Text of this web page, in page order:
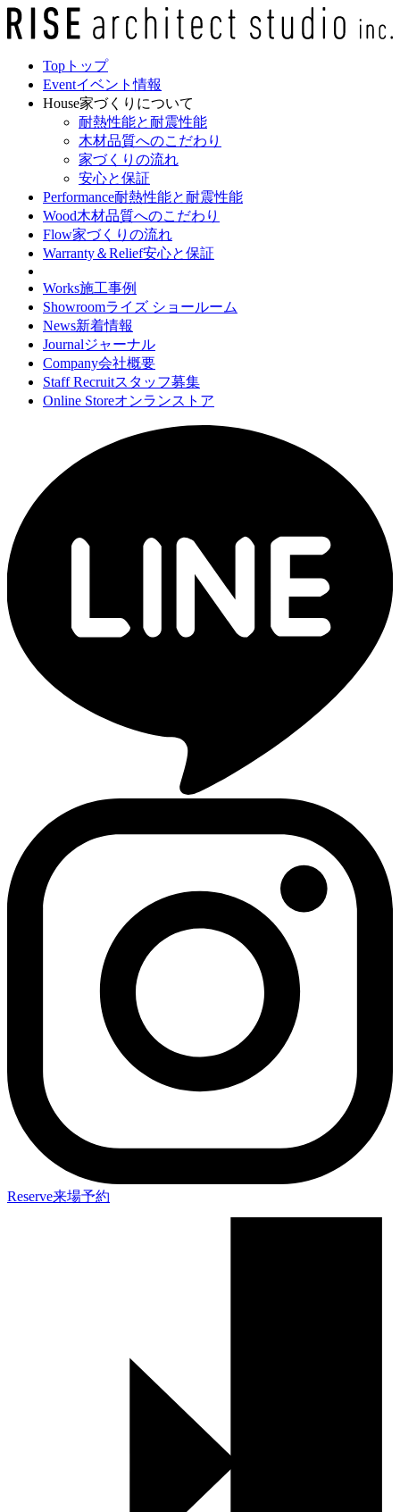
Top トップ
Eventイベント情報
House家づくりについて
耐熱性能と耐震性能
木材品質へのこだわり
家づくりの流れ
安心と保証
Performance耐熱性能と耐震性能
Wood木材品質へのこだわり
Flow家づくりの流れ
Warranty＆Relief安心と保証
Works施工事例
Showroomライズ ショールーム
News新着情報
Journalジャーナル
Company会社概要
Staff Recruitスタッフ募集
Online Storeオンランストア
Reserve来場予約